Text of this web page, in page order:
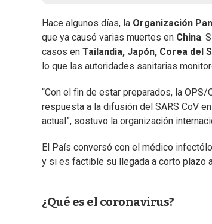
Hace algunos días, la Organización
que ya causó varias muertes en China.
casos en Tailandia, Japón, Corea del
lo que las autoridades sanitarias
“Con el fin de estar preparados, la
respuesta a la difusión del SARS CoV
actual”, sostuvo la organización
El País conversó con el médico
y si es factible su llegada a corto plazo
¿Qué es el coronavirus?